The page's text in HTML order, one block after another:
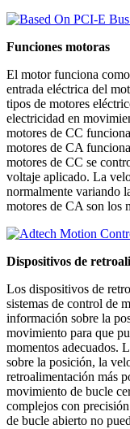
Funciones motoras
El motor funciona
entrada eléctrica del
tipos de motores
electricidad en
motores de CC
motores de CA
motores de CC se
voltaje aplicado. La
normalmente variando
motores de CA son los
Dispositivos de
Los dispositivos de
sistemas de control de
información sobre la
movimiento para que
momentos adecuados.
sobre la posición, la
retroalimentación más
movimiento de bucle
complejos con
de bucle abierto no